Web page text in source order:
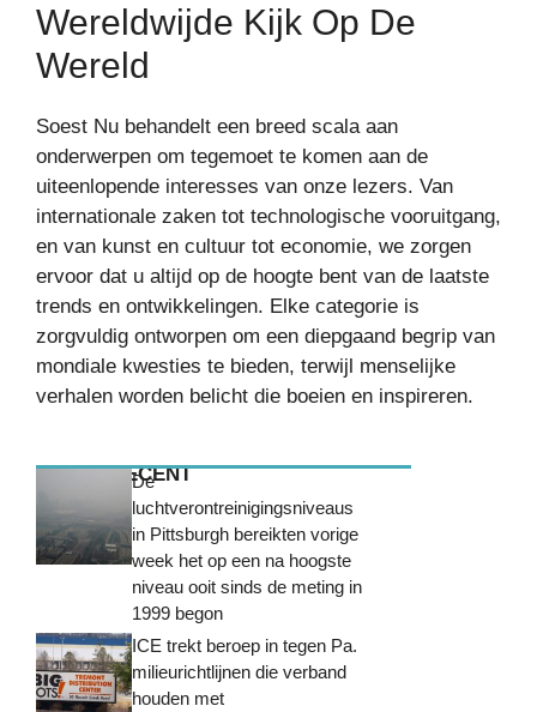
Wereldwijde Kijk Op De
Wereld
Soest Nu behandelt een breed scala aan
onderwerpen om tegemoet te komen aan de
uiteenlopende interesses van onze lezers. Van
internationale zaken tot technologische vooruitgang,
en van kunst en cultuur tot economie, we zorgen
ervoor dat u altijd op de hoogte bent van de laatste
trends en ontwikkelingen. Elke categorie is
zorgvuldig ontworpen om een diepgaand begrip van
mondiale kwesties te bieden, terwijl menselijke
verhalen worden belicht die boeien en inspireren.
MEEST RECENT
De
luchtverontreinigingsniveaus
in Pittsburgh bereikten vorige
week het op een na hoogste
niveau ooit sinds de meting in
1999 begon
ICE trekt beroep in tegen Pa.
milieurichtlijnen die verband
houden met